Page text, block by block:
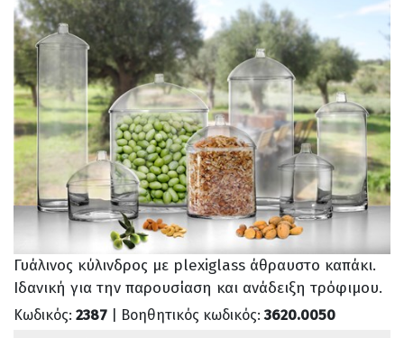
Γυάλινος κύλινδρος με plexiglass άθραυστο καπάκι.
Ιδανική για την παρουσίαση και ανάδειξη τρόφιμου.
Κωδικός: 2387 | Βοηθητικός κωδικός:3620.0050